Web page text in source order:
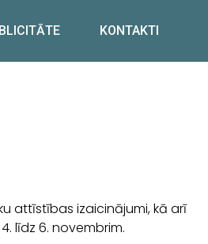
KONTAKTI
attīstības izaicinājumi, kā arī
līdz 6. novembrim.